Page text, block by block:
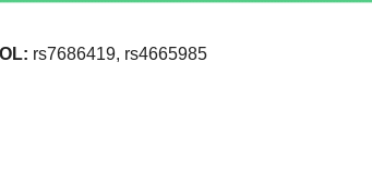
rs7686419, rs4665985